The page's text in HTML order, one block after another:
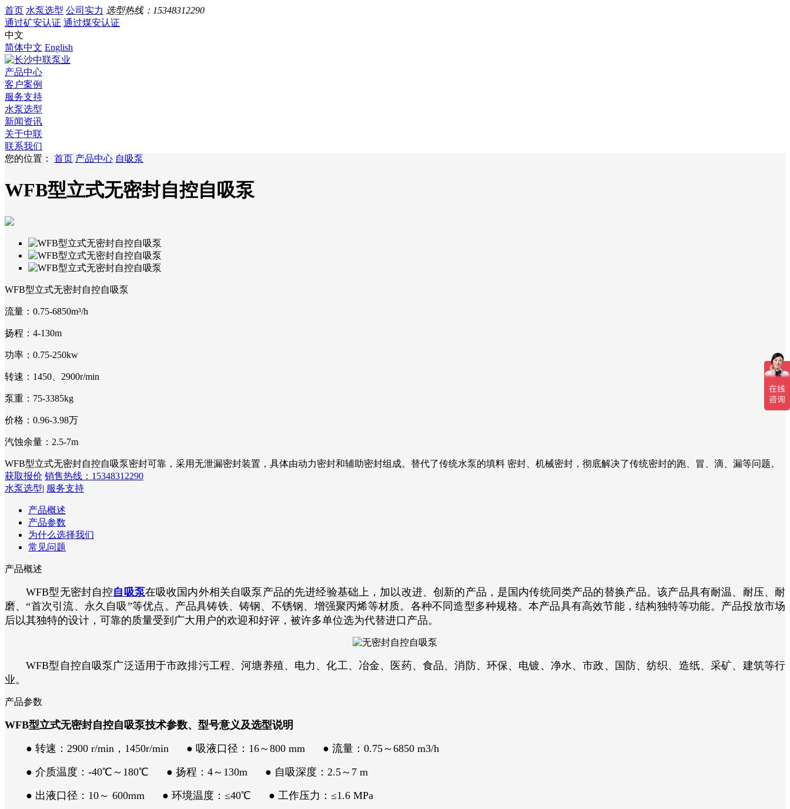
首页 水泵选型 公司实力 选型热线： 15348312290
通过矿安认证 通过煤安认证
中文
简体中文 English
产品中心
客户案例
服务支持
水泵选型
新闻资讯
关于中联
联系我们
您的位置： 首页 产品中心 自吸泵
WFB型立式无密封自控自吸泵
WFB型立式无密封自控自吸泵
流量： 0.75-6850m³/h
扬程： 4-130m
功率： 0.75-250kw
转速： 1450、2900r/min
泵重： 75-3385kg
价格： 0.96-3.98万
汽蚀余量： 2.5-7m
WFB型立式无密封自控自吸泵密封可靠，采用无泄漏密封装置，具体由动力密封和辅助密封组成。替代了传统水泵的填料 密封、机械密封，彻底解决了传统密封的跑、冒、滴、漏等问题。
获取报价 销售热线：15348312290
水泵选型| 服务支持
产品概述
产品参数
为什么选择我们
常见问题
产品概述
WFB型无密封自控自吸泵在吸收国内外相关自吸泵产品的先进经验基础上，加以改进、创新的产品，是国内传统同类产品的替换产品。该产品具有耐温、耐压、耐
磨、“首次引流、永久自吸”等优点。产品具铸铁、铸钢、不锈钢、增强聚丙烯等材质。各种不同造型多种规格。本产品具有高效节能，结构独特等功能。产品投放市场
后以其独特的设计，可靠的质量受到广大用户的欢迎和好评，被许多单位选为代替进口产品。
WFB型自控自吸泵广泛适用于市政排污工程、河塘养殖、电力、化工、冶金、医药、食品、消防、环保、电镀、净水、市政、国防、纺织、造纸、采矿、建筑等行
业。
产品参数
WFB型立式无密封自控自吸泵技术参数、型号意义及选型说明
● 转速：2900 r/min，1450r/min ● 吸液口径：16～800 mm ● 流量：0.75～6850 m3/h
● 介质温度：-40℃～180℃ ● 扬程：4～130m ● 自吸深度：2.5～7 m
● 出液口径：10～ 600mm ● 环境温度：≤40℃ ● 工作压力：≤1.6 MPa